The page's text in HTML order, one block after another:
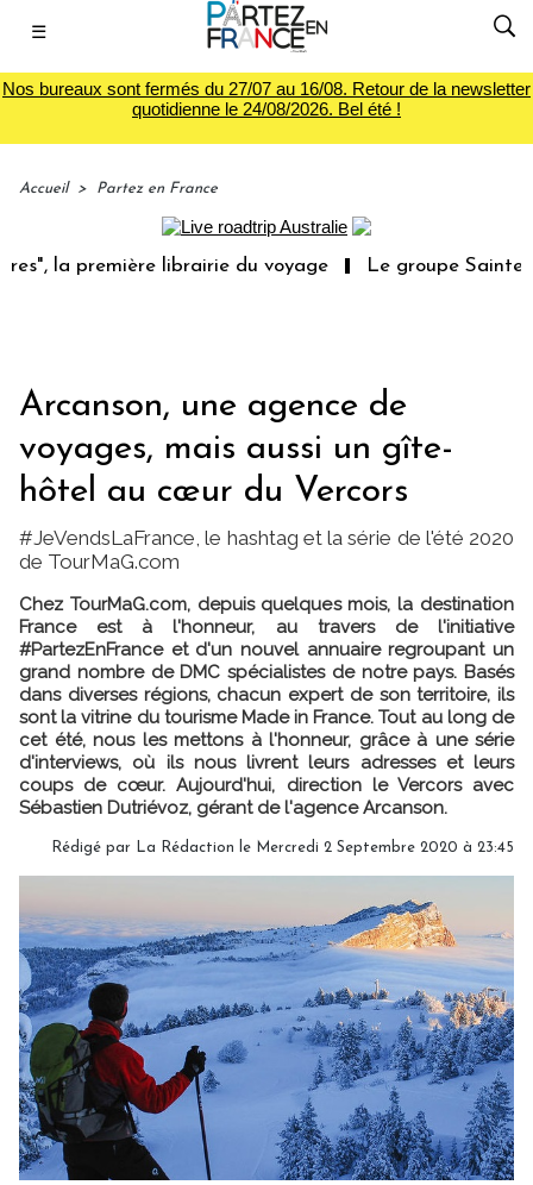
☰
Nos bureaux sont fermés du 27/07 au 16/08. Retour de la newsletter
quotidienne le 24/08/2026. Bel été !
Accueil > Partez en France
première librairie du voyage Le groupe Sainte-Claire
Arcanson, une agence de
voyages, mais aussi un gîte-
hôtel au cœur du Vercors
#JeVendsLaFrance, le hashtag et la série de l'été 2020
de TourMaG.com
Chez TourMaG.com, depuis quelques mois, la destination
France est à l'honneur, au travers de l'initiative
#PartezEnFrance et d'un nouvel annuaire regroupant un
grand nombre de DMC spécialistes de notre pays. Basés
dans diverses régions, chacun expert de son territoire, ils
sont la vitrine du tourisme Made in France. Tout au long de
cet été, nous les mettons à l'honneur, grâce à une série
d'interviews, où ils nous livrent leurs adresses et leurs
coups de cœur. Aujourd'hui, direction le Vercors avec
Sébastien Dutriévoz, gérant de l'agence Arcanson.
Rédigé par La Rédaction le Mercredi 2 Septembre 2020 à 23:45